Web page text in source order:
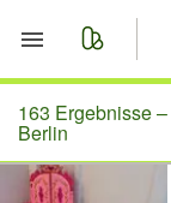
Start
Merkliste
163 Ergebnisse –
Berlin